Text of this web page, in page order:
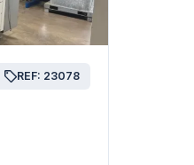
REF: 23078